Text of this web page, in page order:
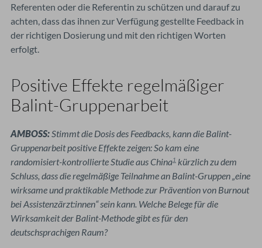
Referenten oder die Referentin zu schützen und darauf zu
achten, dass das ihnen zur Verfügung gestellte Feedback in
der richtigen Dosierung und mit den richtigen Worten
erfolgt.
Positive Effekte regelmäßiger
Balint-Gruppenarbeit
AMBOSS: Stimmt die Dosis des Feedbacks, kann die Balint-
Gruppenarbeit positive Effekte zeigen: So kam eine
randomisiert-kontrollierte Studie aus China1 kürzlich zu dem
Schluss, dass die regelmäßige Teilnahme an Balint-Gruppen „eine
wirksame und praktikable Methode zur Prävention von Burnout
bei Assistenzärzt:innen“ sein kann. Welche Belege für die
Wirksamkeit der Balint-Methode gibt es für den
deutschsprachigen Raum?